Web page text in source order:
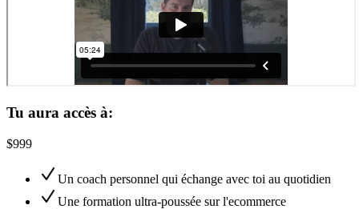
Tu aura accès à:
$999
Un coach personnel qui échange avec toi au quotidien
Une formation ultra-poussée sur l'ecommerce